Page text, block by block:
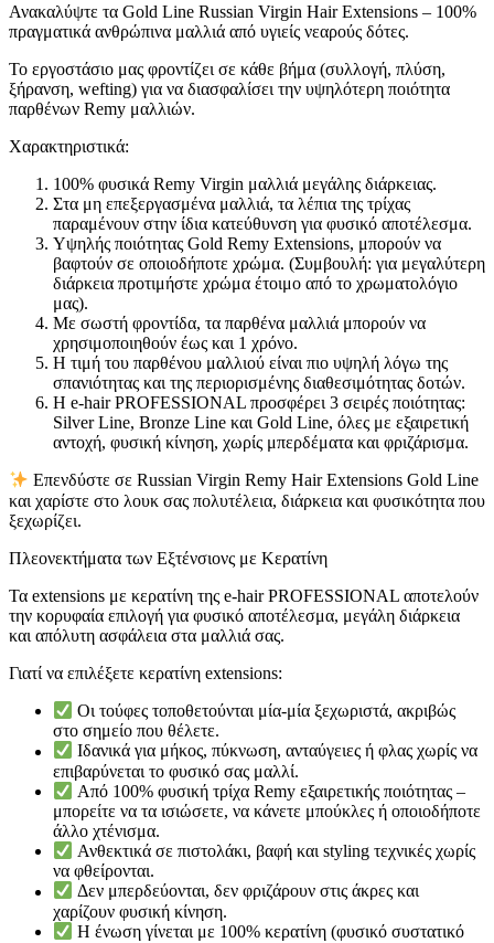
Ανακαλύψτε τα Gold Line Russian Virgin Hair Extensions – 100%
πραγματικά ανθρώπινα μαλλιά από υγιείς νεαρούς δότες.
Το εργοστάσιο μας φροντίζει σε κάθε βήμα (συλλογή, πλύση,
ξήρανση, wefting) για να διασφαλίσει την υψηλότερη ποιότητα
παρθένων Remy μαλλιών.
Χαρακτηριστικά:
100% φυσικά Remy Virgin μαλλιά μεγάλης διάρκειας.
Στα μη επεξεργασμένα μαλλιά, τα λέπια της τρίχας
παραμένουν στην ίδια κατεύθυνση για φυσικό αποτέλεσμα.
Υψηλής ποιότητας Gold Remy Extensions, μπορούν να
βαφτούν σε οποιοδήποτε χρώμα. (Συμβουλή: για μεγαλύτερη
διάρκεια προτιμήστε χρώμα έτοιμο από το χρωματολόγιο
μας).
Με σωστή φροντίδα, τα παρθένα μαλλιά μπορούν να
χρησιμοποιηθούν έως και 1 χρόνο.
Η τιμή του παρθένου μαλλιού είναι πιο υψηλή λόγω της
σπανιότητας και της περιορισμένης διαθεσιμότητας δοτών.
Η e-hair PROFESSIONAL προσφέρει 3 σειρές ποιότητας:
Silver Line, Bronze Line και Gold Line, όλες με εξαιρετική
αντοχή, φυσική κίνηση, χωρίς μπερδέματα και φριζάρισμα.
Επενδύστε σε Russian Virgin Remy Hair Extensions Gold Line
και χαρίστε στο λουκ σας πολυτέλεια, διάρκεια και φυσικότητα που
ξεχωρίζει.
Πλεονεκτήματα των Εξτένσιονς με Κερατίνη
Τα extensions με κερατίνη της e-hair PROFESSIONAL αποτελούν
την κορυφαία επιλογή για φυσικό αποτέλεσμα, μεγάλη διάρκεια
και απόλυτη ασφάλεια στα μαλλιά σας.
Γιατί να επιλέξετε κερατίνη extensions:
Οι τούφες τοποθετούνται μία-μία ξεχωριστά, ακριβώς
στο σημείο που θέλετε.
Ιδανικά για μήκος, πύκνωση, ανταύγειες ή φλας χωρίς να
επιβαρύνεται το φυσικό σας μαλλί.
Από 100% φυσική τρίχα Remy εξαιρετικής ποιότητας –
μπορείτε να τα ισιώσετε, να κάνετε μπούκλες ή οποιοδήποτε
άλλο χτένισμα.
Ανθεκτικά σε πιστολάκι, βαφή και styling τεχνικές χωρίς
να φθείρονται.
Δεν μπερδεύονται, δεν φριζάρουν στις άκρες και
χαρίζουν φυσική κίνηση.
Η ένωση γίνεται με 100% κερατίνη (φυσικό συστατικό